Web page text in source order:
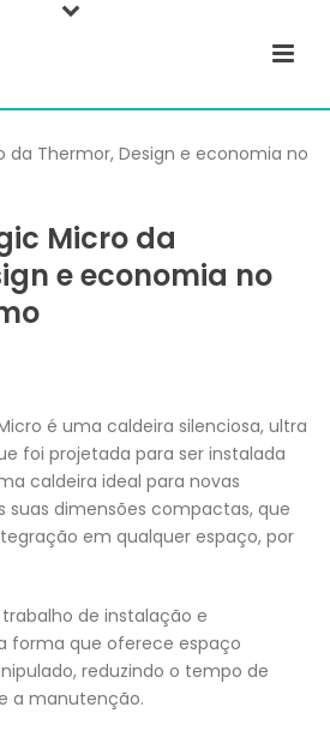
Micro da
e economia no
é uma caldeira silenciosa, ultra
foi projetada para ser instalada
caldeira ideal para novas
suas dimensões compactas, que
em qualquer espaço, por
de instalação e
forma que oferece espaço
reduzindo o tempo de
a manutenção.